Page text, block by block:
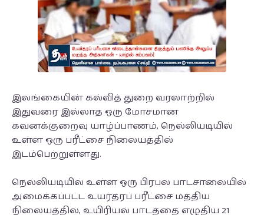
இலங்கையின் கல்வித் துறை வரலாற்றில்
இதுவரை இல்லாத ஒரு மோசமான
கவனக்குறைவு யாழ்ப்பாணம், நெல்லியடியில்
உள்ள ஒரு பரீட்சை நிலையத்தில்
இடம்பெற்றுள்ளது.
நெல்லியடியில் உள்ள ஒரு பிரபல பாடசாலையில்
அமைக்கப்பட்ட உயர்தரப் பரீட்சை மத்திய
நிலையத்தில், உயிரியல் பாடத்தை எழுதிய 21